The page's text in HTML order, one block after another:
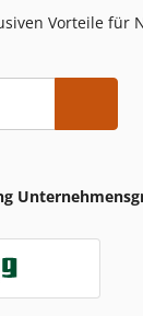
Vorteile für